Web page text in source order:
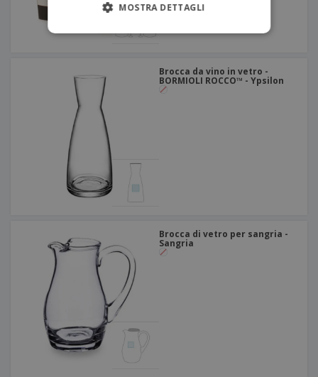
Brocca da vino in vetro -
BORMIOLI ROCCO™ - Ypsilon
Brocca di vetro per sangria -
Sangria
MOSTRA DETTAGLI